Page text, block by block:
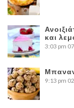
και
3:03 pm
9:13 pm